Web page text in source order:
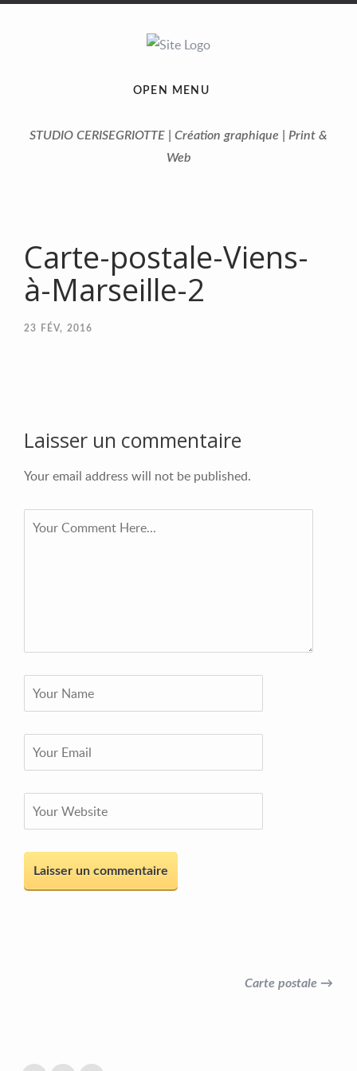
OPEN MENU
STUDIO CERISEGRIOTTE | Création graphique | Print &
Web
Carte-postale-Viens-
à-Marseille-2
23 FÉV, 2016
Laisser un commentaire
Your email address will not be published.
Carte postale →